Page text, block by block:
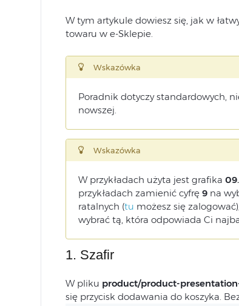
W tym artykule dowiesz się, jak w
towaru w e-Sklepie.
Wskazówka
Poradnik dotyczy standardowych,
nowszej.
Wskazówka
W przykładach użyta jest grafika
przykładach zamienić cyfrę 9na
ratalnych (tu możesz się
wybrać tą, która odpowiada Ci
1. Szafir
W pliku product/product-
się przycisk dodawania do koszyka.